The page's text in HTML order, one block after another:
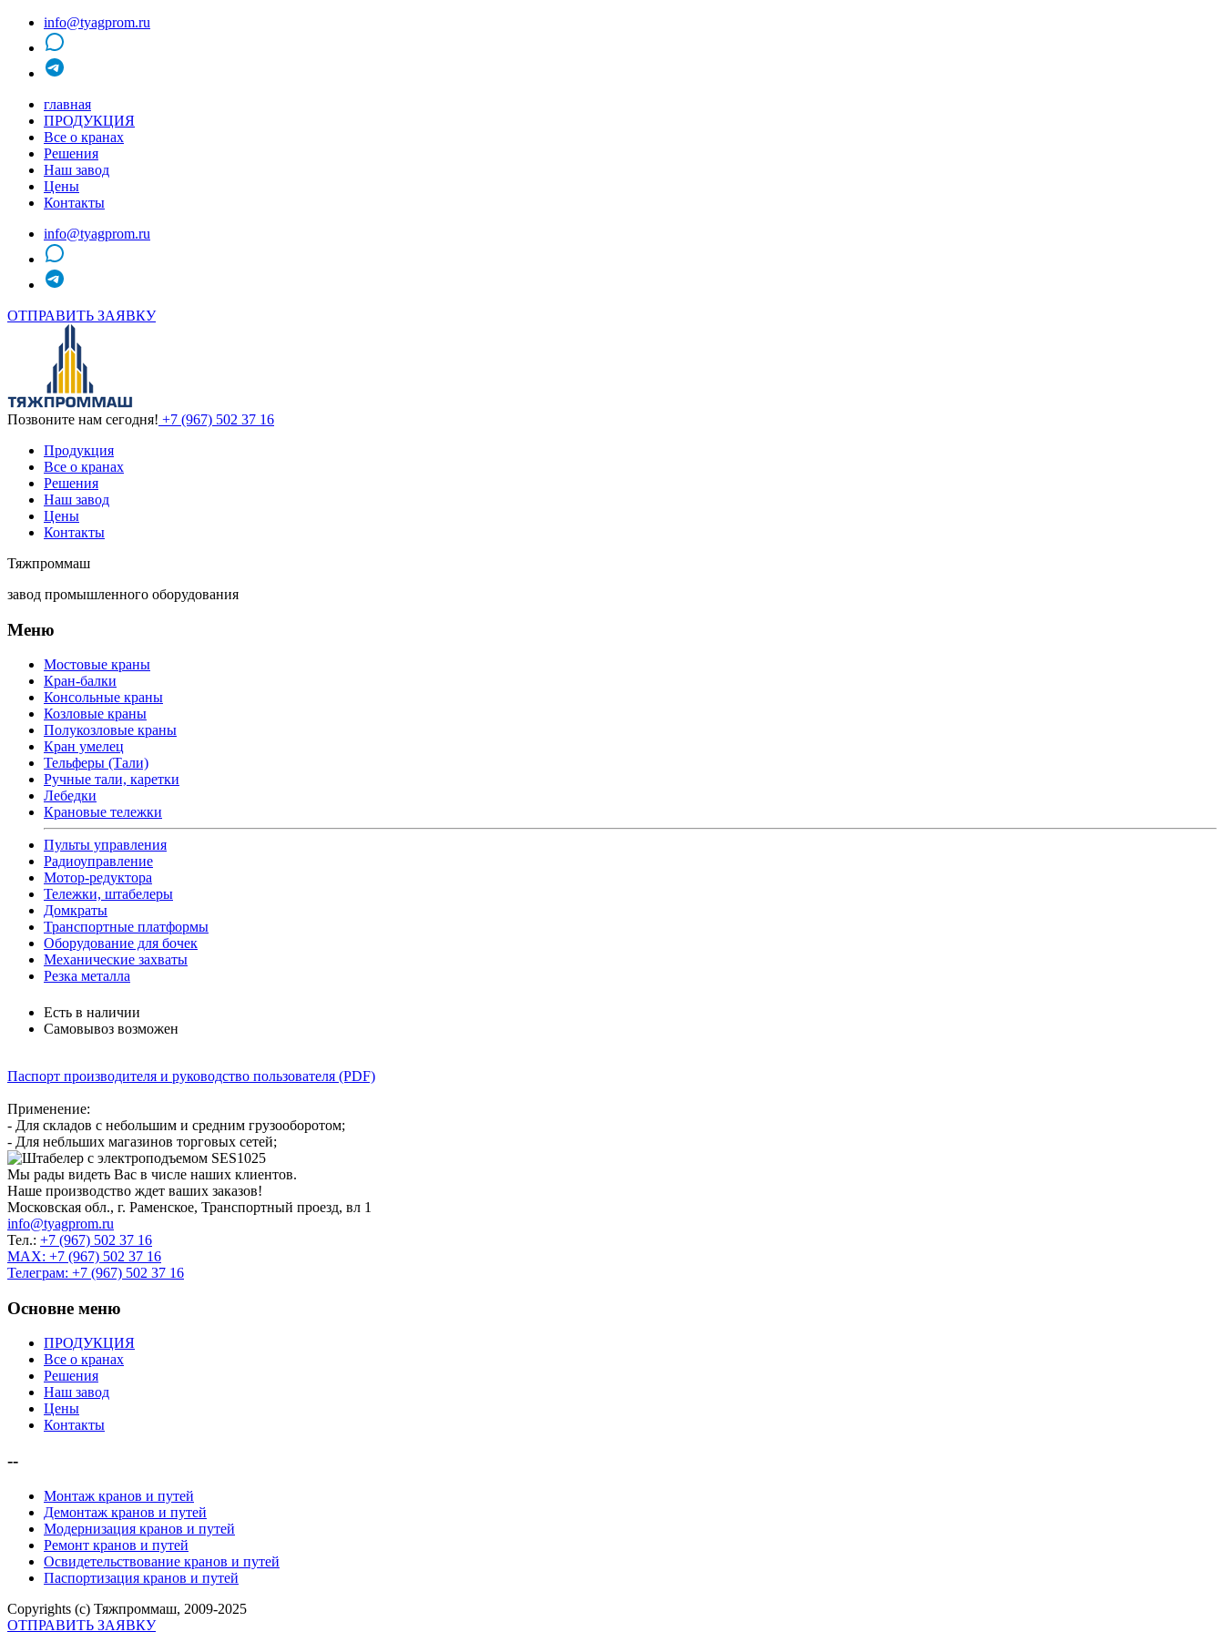
info@tyagprom.ru
главная
ПРОДУКЦИЯ
Все о кранах
Решения
Наш завод
Цены
Контакты
info@tyagprom.ru
ОТПРАВИТЬ ЗАЯВКУ
Позвоните нам сегодня! +7 (967) 502 37 16
Продукция
Все о кранах
Решения
Наш завод
Цены
Контакты
Тяжпроммаш
завод промышленного оборудования
Меню
Мостовые краны
Кран-балки
Консольные краны
Козловые краны
Полукозловые краны
Кран умелец
Тельферы (Тали)
Ручные тали, каретки
Лебедки
Крановые тележки
Пульты управления
Радиоуправление
Мотор-редуктора
Тележки, штабелеры
Домкраты
Транспортные платформы
Оборудование для бочек
Механические захваты
Резка металла
Есть в наличии
Самовывоз возможен
Паспорт производителя и руководство пользователя (PDF)
Применение:
- Для складов с небольшим и средним грузооборотом;
- Для небльших магазинов торговых сетей;
Мы рады видеть Вас в числе наших клиентов.
Наше производство ждет ваших заказов!
Московская обл., г. Раменское, Транспортный проезд, вл 1
info@tyagprom.ru
Тел.: +7 (967) 502 37 16
MAX: +7 (967) 502 37 16
Телеграм: +7 (967) 502 37 16
Основне меню
ПРОДУКЦИЯ
Все о кранах
Решения
Наш завод
Цены
Контакты
--
Монтаж кранов и путей
Демонтаж кранов и путей
Модернизация кранов и путей
Ремонт кранов и путей
Освидетельствование кранов и путей
Паспортизация кранов и путей
Copyrights (c) Тяжпроммаш, 2009-2025
ОТПРАВИТЬ ЗАЯВКУ